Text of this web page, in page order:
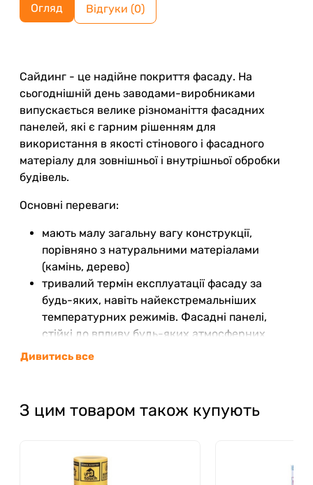
Огляд Відгуки (0)
Сайдинг - це надійне покриття фасаду. На
сьогоднішній день заводами-виробниками
випускається велике різноманіття фасадних
панелей, які є гарним рішенням для
використання в якості стінового і фасадного
матеріалу для зовнішньої і внутрішньої обробки
будівель.
Основні переваги:
мають малу загальну вагу конструкції,
порівняно з натуральними матеріалами
(камінь, дерево)
тривалий термін експлуатації фасаду за
будь-яких, навіть найекстремальніших
температурних режимів. Фасадні панелі,
стійкі до впливу будь-яких атмосферних
простота монтажу, з яким може впоратися
Дивитись все
З цим товаром також купують